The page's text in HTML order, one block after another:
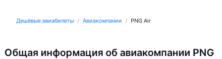
Дешёвые авиабилеты Авиакомпании PNG Air
Общая информация об авиакомпании PNG